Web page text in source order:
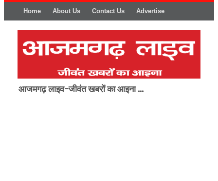
Home About Us Contact Us Advertise
आजमगढ़ लाइव-जीवंत खबरों का आइना ...